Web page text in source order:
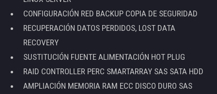
CONFIGURACIÓN RED BACKUP COPIA DE SEGURIDAD
RECUPERACIÓN DATOS PERDIDOS, LOST DATA
RECOVERY
SUSTITUCIÓN FUENTE ALIMENTACIÓN HOT PLUG
RAID CONTROLLER PERC SMARTARRAY SAS SATA HDD
AMPLIACIÓN MEMORIA RAM ECC DISCO DURO SAS